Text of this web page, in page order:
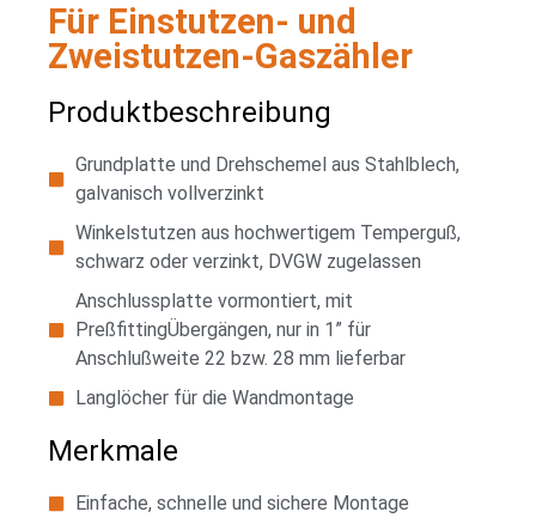
Für Einstutzen- und
Zweistutzen-Gaszähler
Produktbeschreibung
Grundplatte und Drehschemel aus Stahlblech,
galvanisch vollverzinkt
Winkelstutzen aus hochwertigem Temperguß,
schwarz oder verzinkt, DVGW zugelassen
Anschlussplatte vormontiert, mit
PreßfittingÜbergängen, nur in 1” für
Anschlußweite 22 bzw. 28 mm lieferbar
Langlöcher für die Wandmontage
Merkmale
Einfache, schnelle und sichere Montage